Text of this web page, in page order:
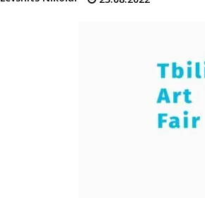
денежных переводов из
Российские СМИ и паблики
намеренно разгоняют тему
плохих отношений между
Любовь или продуманная акция